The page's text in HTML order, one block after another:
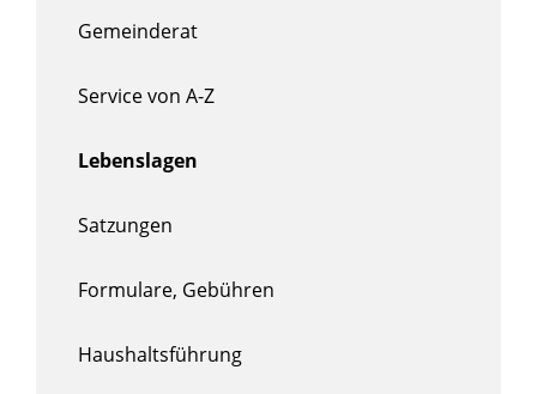
Gemeinderat
Service von A-Z
Lebenslagen
Satzungen
Formulare, Gebühren
Haushaltsführung